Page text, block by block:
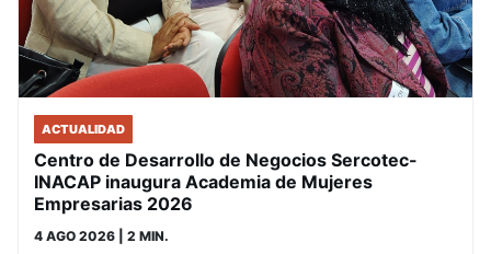
ACTUALIDAD
Centro de Desarrollo de Negocios Sercotec-
INACAP inaugura Academia de Mujeres
Empresarias 2026
4 AGO 2026 | 2 MIN.